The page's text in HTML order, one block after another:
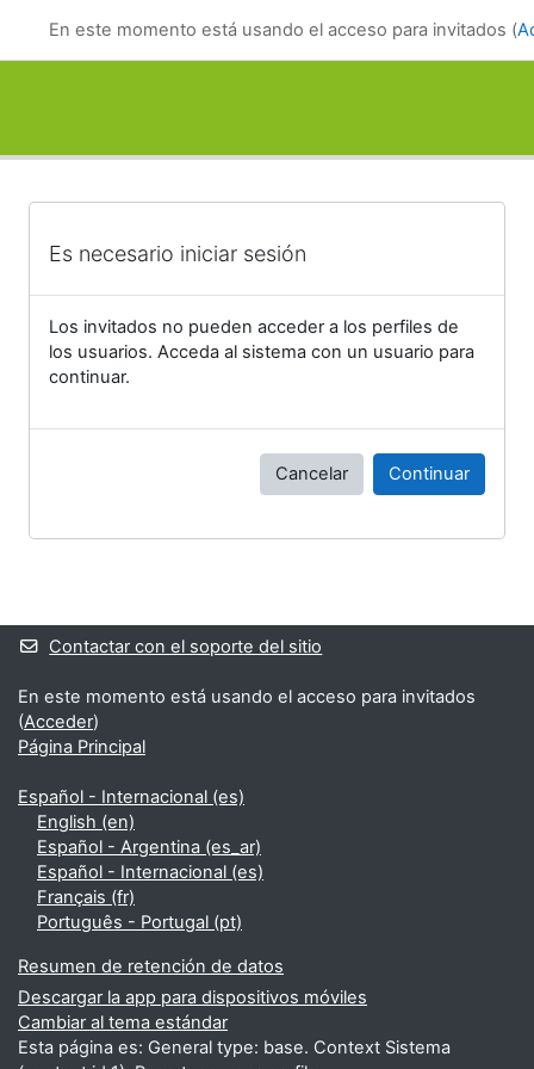
En este momento está usando el acceso para invitados (
Es necesario iniciar sesión
Los invitados no pueden acceder a los perfiles de
los usuarios. Acceda al sistema con un usuario para
continuar.
Cancelar Continuar
Bloques suplementarios
Contactar con el soporte del sitio
En este momento está usando el acceso para invitados
(Acceder)
Página Principal
Español - Internacional ‎(es)‎
English ‎(en)‎
Español - Argentina ‎(es_ar)‎
Español - Internacional ‎(es)‎
Français ‎(fr)‎
Português - Portugal ‎(pt)‎
Resumen de retención de datos
Descargar la app para dispositivos móviles
Cambiar al tema estándar
Esta página es: General type: base. Context Sistema